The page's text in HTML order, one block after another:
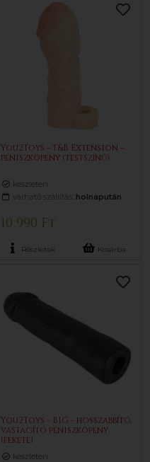
You2Toys - T&B Extension -
péniszköpeny (testszínű)
készleten
várható szállítás: holnapután
10 990 Ft
Részletek Kosárba
You2Toys - BIG - hosszabbító,
vastagító péniszköpeny
(fekete)
készleten